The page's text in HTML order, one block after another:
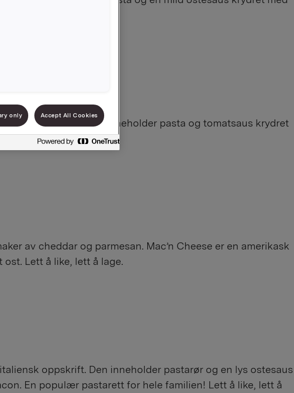
oppskrift. Retten inneholder pasta og tomatsaus krydret
å like, lett å lage.
av cheddar og parmesan. Mac’n Cheese er en amerikask
Lett å like, lett å lage.
oppskrift. Den inneholder pastarør og en lys ostesaus
En populær pastarett for hele familien! Lett å like, lett å
only Accept All Cookies